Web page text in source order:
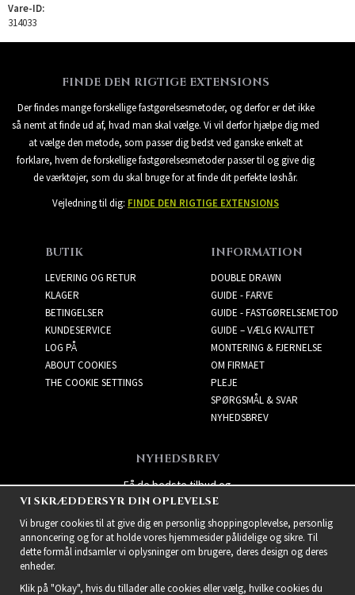
Vare-ID:
314033
FINDE DEN RIGTIGE EXTENSIONS
Der findes mange forskellige fastgørelsesmetoder, og derfor er det ikke
så nemt at finde ud af, hvad man skal vælge. Vi vil derfor hjælpe dig med
at vælge den metode, som passer dig bedst ved ganske enkelt at
forklare, hvem de forskellige fastgørelsesmetoder passer til og give dig
de værktøjer, som du skal bruge for at finde dit perfekte løshår.
Vejledning til dig: FINDE DEN RIGTIGE EXTENSIONS
BUTIK
LEVERING OG RETUR
KLAGER
BETINGELSER
KUNDESERVICE
LOG PÅ
ABOUT COOKIES
THE COOKIE SETTINGS
INFORMATION
DOUBLE DRAWN
GUIDE - FARVE
GUIDE - FASTGØRELSEMETOD
GUIDE – VÆLG KVALITET
MONTERING & FJERNELSE
OM FIRMAET
PLEJE
SPØRGSMÅL & SVAR
NYHEDSBREV
NYHEDSBREV
Få de bedste tilbud og
spændende nye produkter!
VI SKRÆDDERSYR DIN OPLEVELSE
Vi bruger cookies til at give dig en personlig shoppingoplevelse, personlig
annoncering og for at holde vores hjemmesider pålidelige og sikre. Til
dette formål indsamler vi oplysninger om brugere, deres design og deres
enheder.
Klik på "Okay", hvis du tillader alle cookies eller vælg, hvilke cookies du